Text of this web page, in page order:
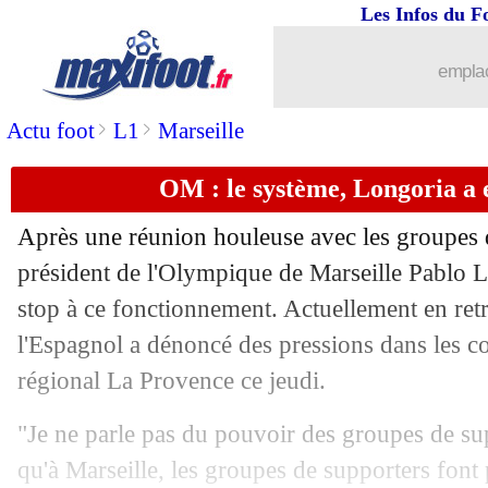
Actu foot> L1 > Marseille
Les Infos du
OM : le système, Longoria a
Après une réunion houleuse avec les
président de l'Olympique de Marseille Pablo
stop à ce fonctionnement. Actuellement en
l'Espagnol a dénoncé des pressions dans les
régional La Provence ce jeudi.
"Je ne parle pas du pouvoir des groupes de
qu'à Marseille, les groupes de supporters
: E. Cissé juge l'impact d'Ugarte
21/09 Bayern: Tel, les mots forts
21/09 Rennes: Le Fée répond aux sifflets
21/09 Lyon : Grosso revient sur ses premiers
21/09 Man Utd : Kane, Ten Hag n'a aucun
21/09 Juve : Souness enfonce Pogba !
OM : Longoria raconte le calvaire de